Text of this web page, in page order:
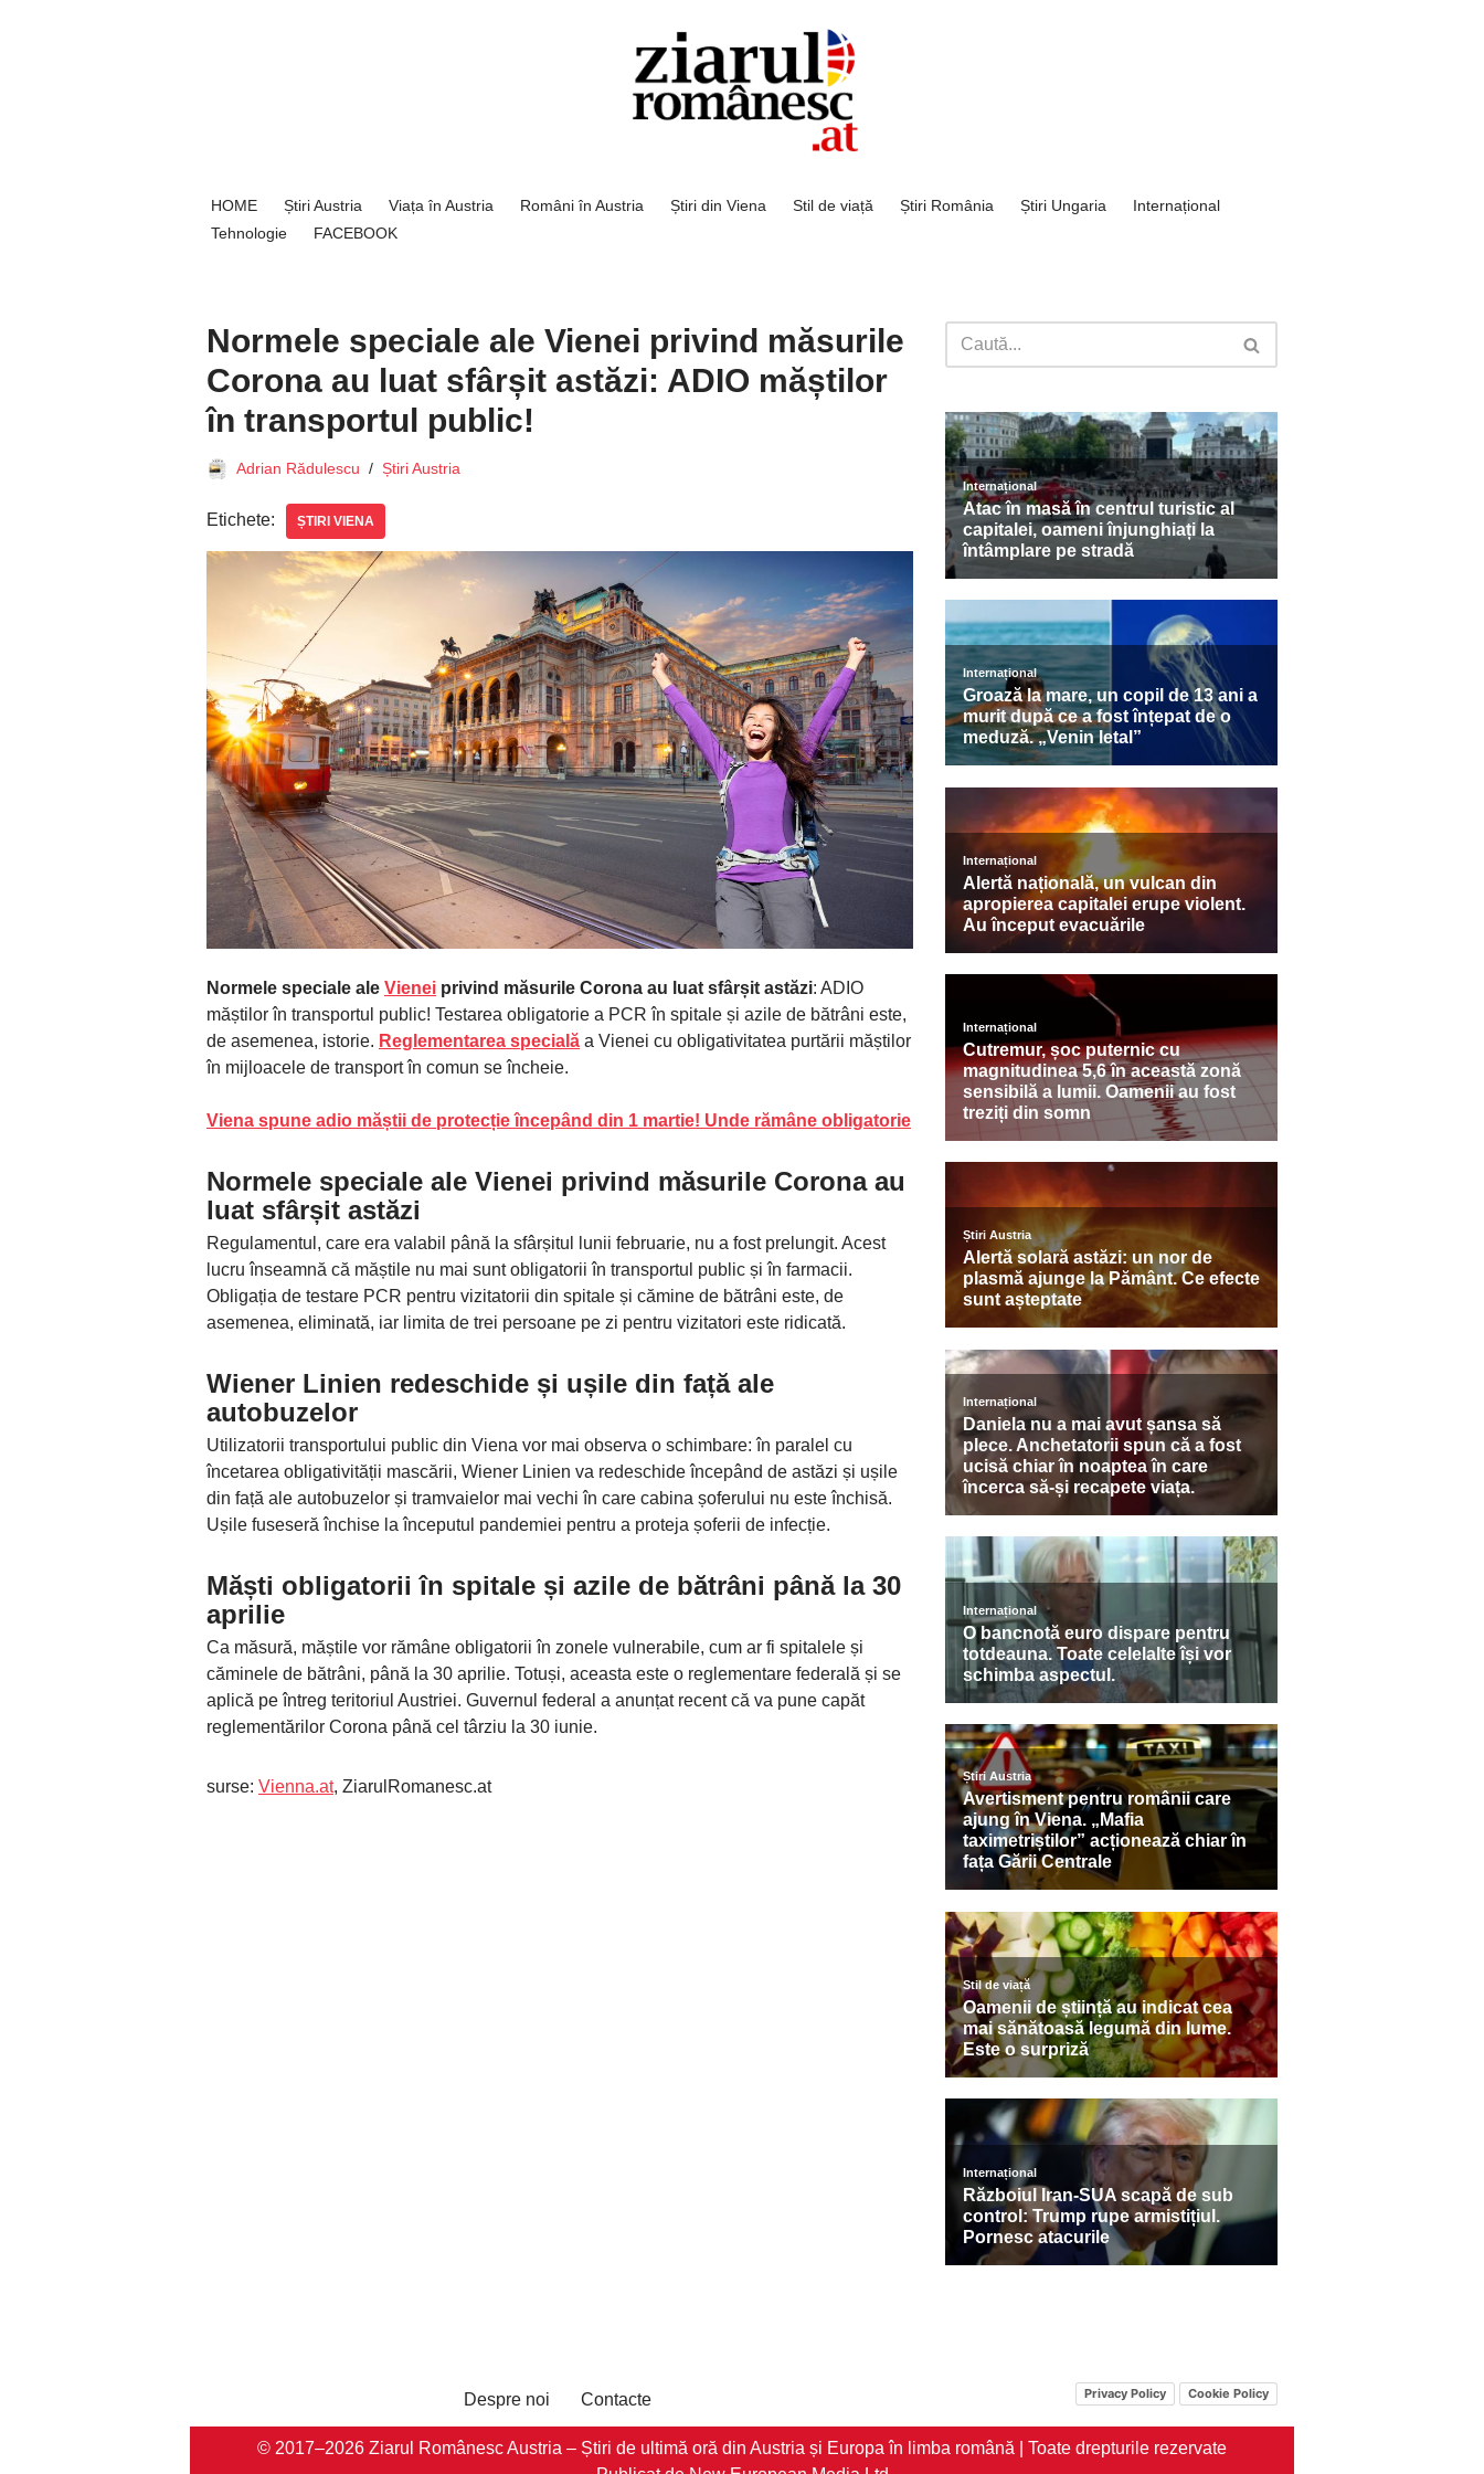
HOME Știri Austria Viața în Austria Români în Austria Știri din Viena Stil de viață Știri România Știri Ungaria
Internațional
Tehnologie
FACEBOOK
Normele speciale ale Vienei privind măsurile
Corona au luat sfârșit astăzi: ADIO măștilor
în transportul public!
Adrian Rădulescu Știri Austria
Etichete: ȘTIRI VIENA
Normele speciale ale Vienei privind măsurile Corona au luat sfârșit astăzi: ADIO
măștilor în transportul public! Testarea obligatorie a PCR în spitale și azile de bătrâni este,
de asemenea, istorie. Reglementarea specială a Vienei cu obligativitatea purtării măștilor
în mijloacele de transport în comun se încheie.
Viena spune adio măștii de protecție începând din 1 martie! Unde rămâne obligatorie
Normele speciale ale Vienei privind măsurile Corona au
luat sfârșit astăzi
Regulamentul, care era valabil până la sfârșitul lunii februarie, nu a fost prelungit. Acest
lucru înseamnă că măștile nu mai sunt obligatorii în transportul public și în farmacii.
Obligația de testare PCR pentru vizitatorii din spitale și cămine de bătrâni este, de
asemenea, eliminată, iar limita de trei persoane pe zi pentru vizitatori este ridicată.
Wiener Linien redeschide și ușile din față ale
autobuzelor
Utilizatorii transportului public din Viena vor mai observa o schimbare: în paralel cu
încetarea obligativității mascării, Wiener Linien va redeschide începând de astăzi și ușile
din față ale autobuzelor și tramvaielor mai vechi în care cabina șoferului nu este închisă.
Ușile fuseseră închise la începutul pandemiei pentru a proteja șoferii de infecție.
Măști obligatorii în spitale și azile de bătrâni până la 30
aprilie
Ca măsură, măștile vor rămâne obligatorii în zonele vulnerabile, cum ar fi spitalele și
căminele de bătrâni, până la 30 aprilie. Totuși, aceasta este o reglementare federală și se
aplică pe întreg teritoriul Austriei. Guvernul federal a anunțat recent că va pune capăt
reglementărilor Corona până cel târziu la 30 iunie.
surse: Vienna.at, ZiarulRomanesc.at
Despre noi Contacte Privacy Policy Cookie Policy
© 2017–2026 Ziarul Românesc Austria – Știri de ultimă oră din Austria și Europa în limba română | Toate drepturile rezervate